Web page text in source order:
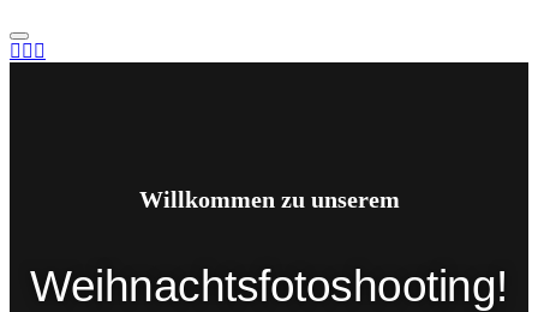
Willkommen zu unserem
Weihnachtsfotoshooting!